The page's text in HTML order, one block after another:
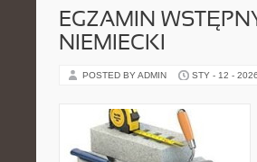
EGZAMIN
NIEMIECKI
POSTED BY ADMIN STY - 12 - 2026